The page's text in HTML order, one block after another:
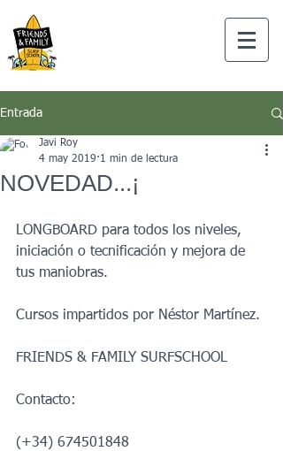
Entrada
NOVEDAD...¡
Javi Roy
4 may 2019 1 min de lectura
LONGBOARD para todos los niveles,
iniciación o tecnificación y mejora de
tus maniobras.
Cursos impartidos por Néstor Martínez.
FRIENDS & FAMILY SURFSCHOOL
Contacto:
(+34) 674501848